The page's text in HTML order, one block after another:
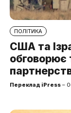
ПОЛІТИКА
США та
обговорює
Переклад iPress –